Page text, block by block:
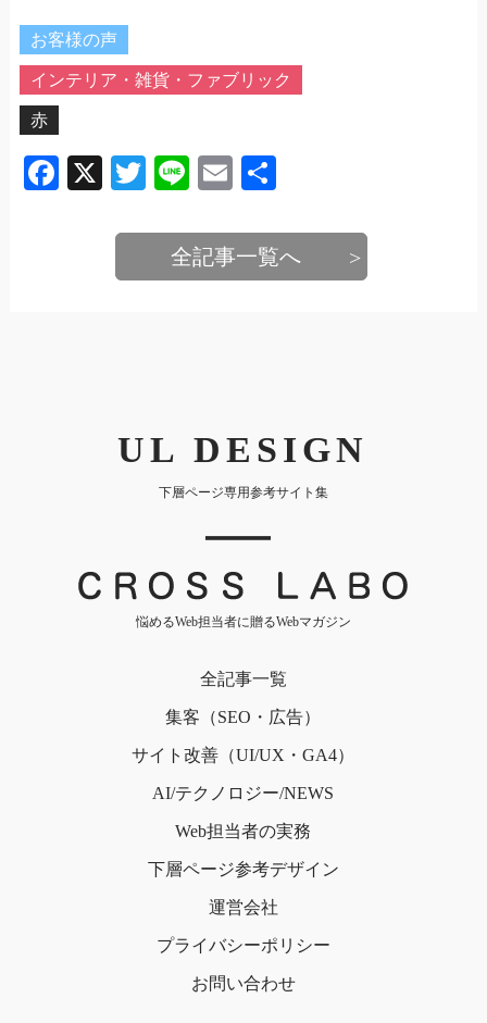
お客様の声
インテリア・雑貨・ファブリック
赤
Facebook
X TwitterLineEmail
全記事一覧へ
UL DESIGN
下層ページ専用参考サイト集
｜
悩めるWeb担当者に贈るWebマガジン
全記事一覧
集客（SEO・広告）
サイト改善（UI/UX・GA4）
AI/テクノロジー/NEWS
Web担当者の実務
下層ページ参考デザイン
運営会社
プライバシーポリシー
お問い合わせ